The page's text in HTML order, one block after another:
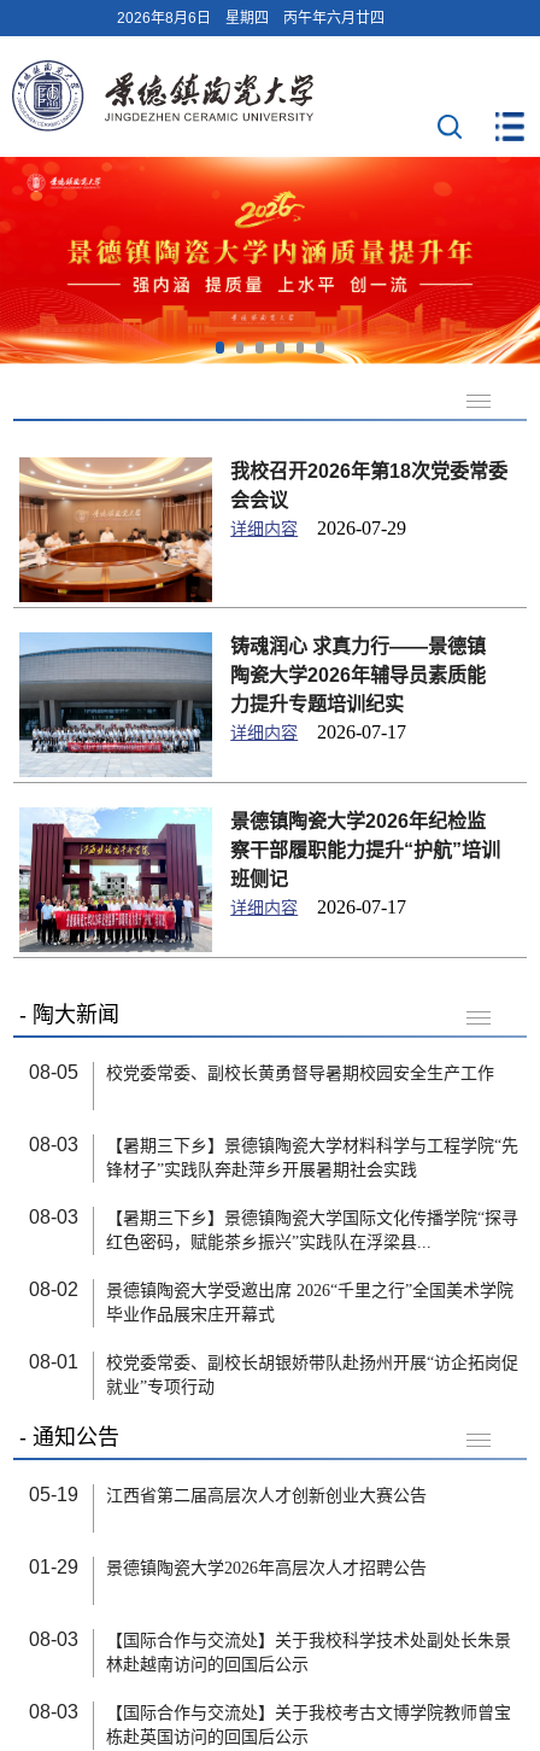
2026年8月6日 星期四 丙午年六月廿四
我校召开2026年第18次党委常委
会会议
详细内容 2026-07-29
铸魂润心 求真力行——景德镇
陶瓷大学2026年辅导员素质能
力提升专题培训纪实
详细内容 2026-07-17
景德镇陶瓷大学2026年纪检监
察干部履职能力提升“护航”培训
班侧记
详细内容 2026-07-17
陶大新闻
08-05 校党委常委、副校长黄勇督导暑期校园安全生产工作
08-03
【暑期三下乡】景德镇陶瓷大学材料科学与工程学院“先
锋材子”实践队奔赴萍乡开展暑期社会实践
08-03
【暑期三下乡】景德镇陶瓷大学国际文化传播学院“探寻
红色密码，赋能茶乡振兴”实践队在浮梁县...
08-02
景德镇陶瓷大学受邀出席 2026“千里之行”全国美术学院
毕业作品展宋庄开幕式
08-01
校党委常委、副校长胡银娇带队赴扬州开展“访企拓岗促
就业”专项行动
通知公告
05-19 江西省第二届高层次人才创新创业大赛公告
01-29 景德镇陶瓷大学2026年高层次人才招聘公告
08-03
【国际合作与交流处】关于我校科学技术处副处长朱景
林赴越南访问的回国后公示
08-03
【国际合作与交流处】关于我校考古文博学院教师曾宝
栋赴英国访问的回国后公示